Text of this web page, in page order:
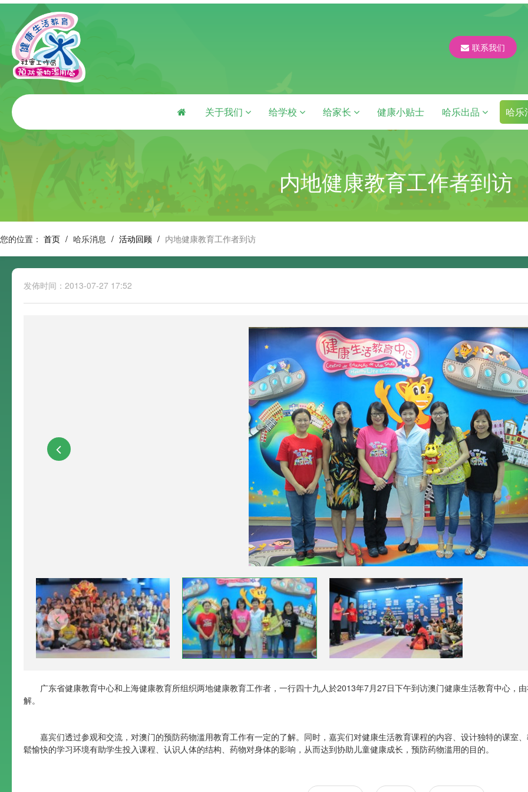
联系我们
关于我们 给学校 给家长 健康小贴士 哈乐出品 哈
内地健康教育工作者到访
您的位置： 首页 / 哈乐消息 / 活动回顾 / 内地健康教育工作者到访
发佈时间：2013-07-27 17:52
广东省健康教育中心和上海健康教育所组织两地健康教育工作者，一行四十九人於2013年7月27日下午到访澳门健康生活教育中心，
解。
嘉宾们透过参观和交流，对澳门的预防药物滥用教育工作有一定的了解。同时，嘉宾们对健康生活教育课程的内容、设计独特的课室
鬆愉快的学习环境有助学生投入课程、认识人体的结构、药物对身体的影响，从而达到协助儿童健康成长，预防药物滥用的目的。